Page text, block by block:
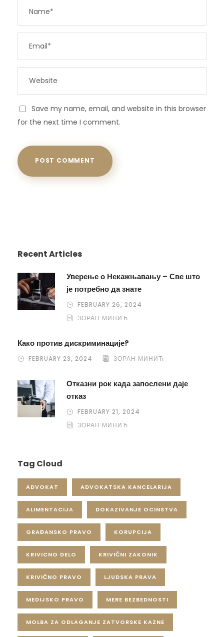
Save my name, email, and website in this browser
for the next time I comment.
Recent Articles
Уверење о Некажњавању – Све што
је потребно да знате
FEBRUARY 26, 2024
ЗОРАН МИНИЋ
Како против дискриминације?
FEBRUARY 23, 2024 ЗОРАН МИНИЋ
Отказни рок када запослени даје
отказ
FEBRUARY 21, 2024
ЗОРАН МИНИЋ
Tag Cloud
ADVOKAT ADVOKATSKA KANCELARIJA
ALIMENTACIJA DOKAZIVANJE OCINSTVA
GRAĐANSKO PRAVO KORUPCIJA
KRIVICNO DELO KRIVIČNI ZAKONIK
KRIVIČNO PRAVO LJUDSKA PRAVA
MEDIJSKO PRAVO MERE BEZBEDNOSTI
MOLBA ZA ODLAGANJE ZATVORSKE KAZNE